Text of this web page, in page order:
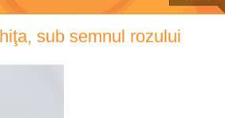
sub semnul rozului